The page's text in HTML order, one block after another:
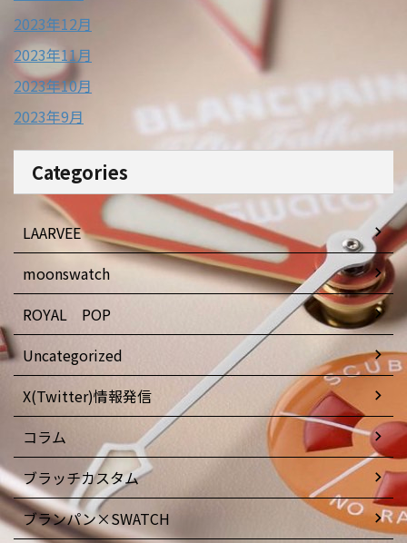
2023年12月
2023年11月
2023年10月
2023年9月
Categories
LAARVEE
moonswatch
ROYAL POP
Uncategorized
X(Twitter)情報発信
コラム
ブラッチカスタム
ブランパン×SWATCH